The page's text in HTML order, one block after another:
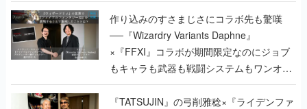
作り込みのすさまじさにコラボ先も驚嘆
──『Wizardry Variants Daphne』
×『FFXI』コラボが期間限定なのにジョブ
もキャラも武器も戦闘システムもワンオフ
で作り込まれた理由を両ディレクターに聞
く
『TATSUJIN』の弓削雅稔×『ライデンファ